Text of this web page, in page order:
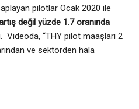
pilotlar Ocak 2020 ile
değil yüzde 1.7 oranında
Videoda, “THY pilot maaşları 2
ve sektörden hala